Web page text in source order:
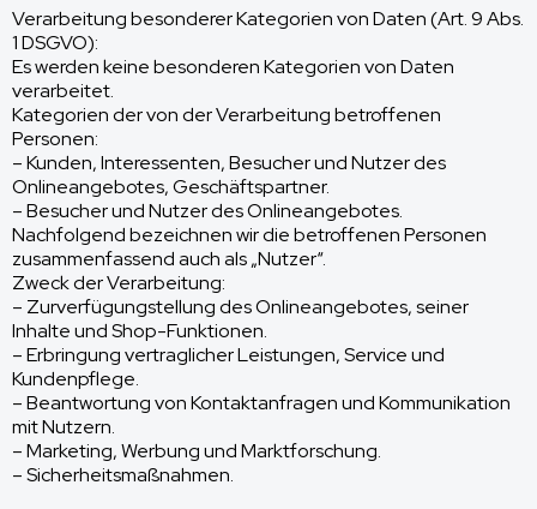
Verarbeitung besonderer Kategorien von Daten (Art. 9 Abs.
1 DSGVO):
Es werden keine besonderen Kategorien von Daten
verarbeitet.
Kategorien der von der Verarbeitung betroffenen
Personen:
– Kunden, Interessenten, Besucher und Nutzer des
Onlineangebotes, Geschäftspartner.
– Besucher und Nutzer des Onlineangebotes.
Nachfolgend bezeichnen wir die betroffenen Personen
zusammenfassend auch als „Nutzer“.
Zweck der Verarbeitung:
– Zurverfügungstellung des Onlineangebotes, seiner
Inhalte und Shop-Funktionen.
– Erbringung vertraglicher Leistungen, Service und
Kundenpflege.
– Beantwortung von Kontaktanfragen und Kommunikation
mit Nutzern.
– Marketing, Werbung und Marktforschung.
– Sicherheitsmaßnahmen.